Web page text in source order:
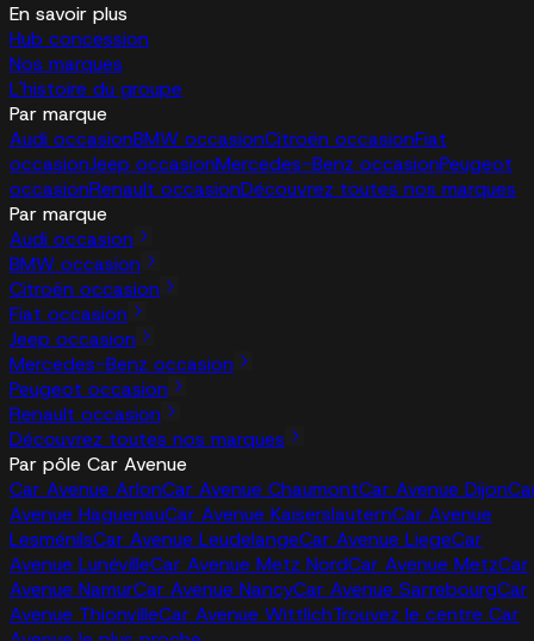
En savoir plus
Hub concession
Nos marques
L'histoire du groupe
Par marque
Audi occasionBMW occasionCitroën occasionFiat
occasionJeep occasionMercedes-Benz occasionPeugeot
occasionRenault occasionDécouvrez toutes nos marques
Par marque
Audi occasion
BMW occasion
Citroën occasion
Fiat occasion
Jeep occasion
Mercedes-Benz occasion
Peugeot occasion
Renault occasion
Découvrez toutes nos marques
Par pôle Car Avenue
Car Avenue ArlonCar Avenue ChaumontCar Avenue Dijon
Avenue HaguenauCar Avenue KaiserslauternCar Avenue
LesménilsCar Avenue LeudelangeCar Avenue LiegeCar
Avenue LunévilleCar Avenue Metz NordCar Avenue MetzCar
Avenue NamurCar Avenue NancyCar Avenue SarrebourgCar
Avenue ThionvilleCar Avenue WittlichTrouvez le centre Car